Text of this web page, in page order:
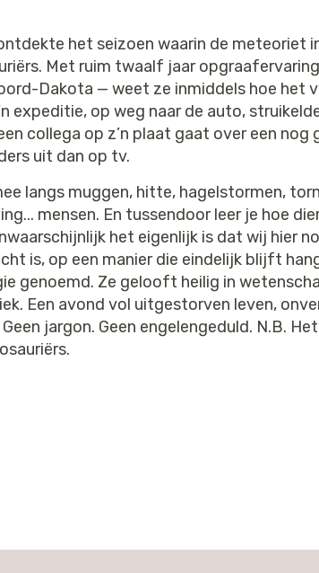
het seizoen waarin de meteoriet
Met ruim twaalf jaar
Dakota — weet ze inmiddels hoe het
expeditie, op weg naar de auto,
collega op z’n plaat gaat over een
uit dan op tv.
langs muggen, hitte, hagelstormen,
mensen. En tussendoor leer je hoe
het eigenlijk is dat wij hier
is, op een manier die eindelijk blijft
genoemd. Ze gelooft heilig in
Een avond vol uitgestorven leven,
jargon. Geen engelengeduld. N.B.